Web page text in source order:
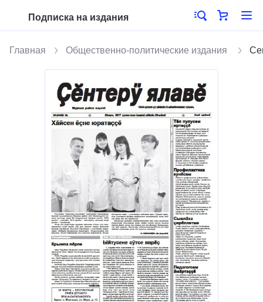
Подписка на издания
Главная Общественно-политические издания